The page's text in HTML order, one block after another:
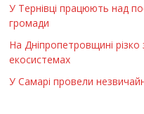
У Тернівці працюють над
громади
На Дніпропетровщині
екосистемах
У Самарі провели